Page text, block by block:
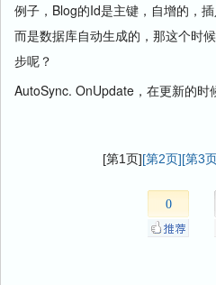
例子，Blog的Id是主键，自增的，
而是数据库自动生成的，那这个时
步呢？
AutoSync. OnUpdate，在更新的时
[第1页][第2页][第3
0